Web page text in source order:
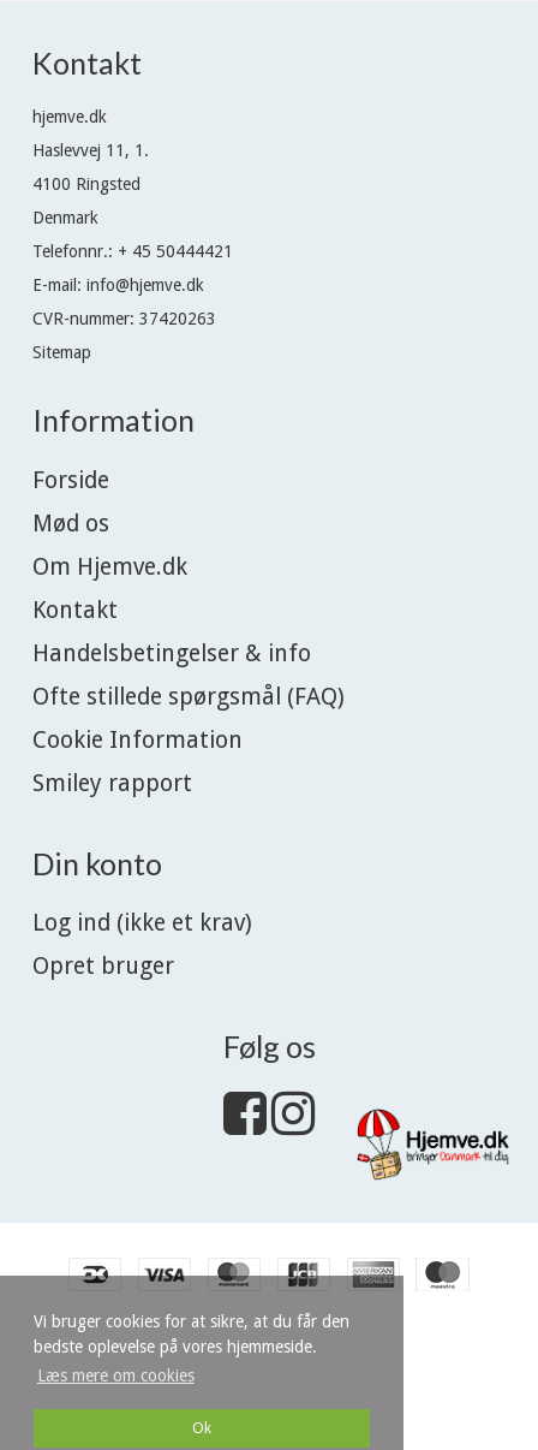
Vi bruger cookies for at sikre, at du får den
bedste oplevelse på vores hjemmeside.
Læs mere om cookies
Ok
Kontakt
hjemve.dk
Haslevvej 11, 1.
4100 Ringsted
Denmark
Telefonnr.: + 45 50444421
E-mail : info@hjemve.dk
CVR-nummer: 37420263
Sitemap
Information
Forside
Mød os
Om Hjemve.dk
Kontakt
Handelsbetingelser & info
Ofte stillede spørgsmål (FAQ)
Cookie Information
Smiley rapport
Din konto
Log ind (ikke et krav)
Opret bruger
Følg os